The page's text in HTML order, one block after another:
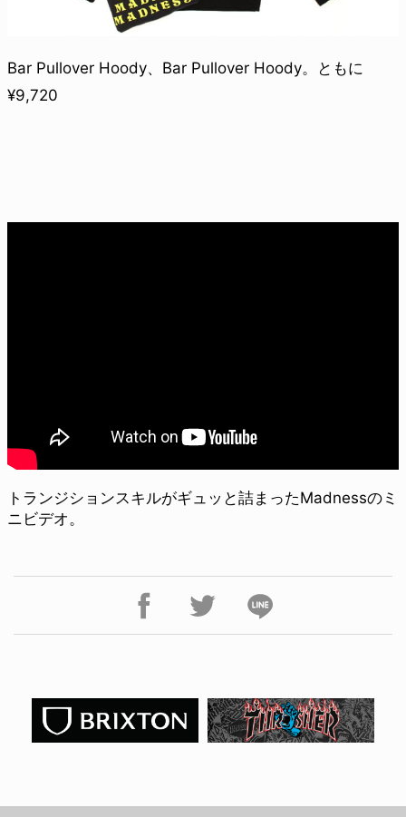
Bar Pullover Hoody、Bar Pullover Hoody。ともに
¥9,720
トランジションスキルがギュッと詰まったMadnessのミ
ニビデオ。